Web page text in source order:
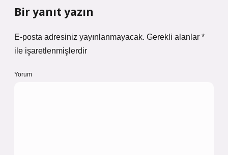
Bir yanıt yazın
E-posta adresiniz yayınlanmayacak. Gerekli alanlar *
ile işaretlenmişlerdir
Yorum